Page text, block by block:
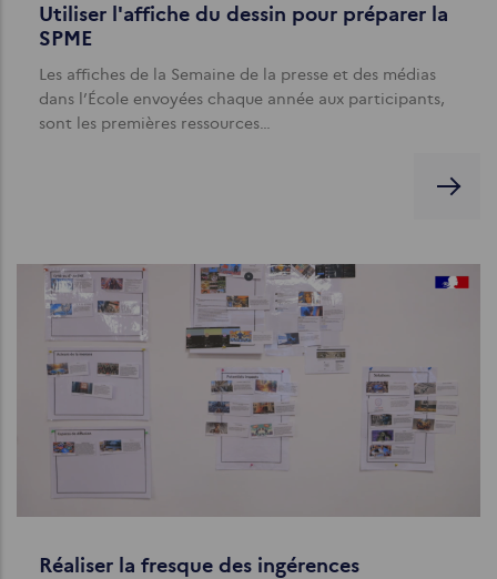
Utiliser l'affiche du dessin pour préparer la
SPME
Les affiches de la Semaine de la presse et des médias
dans l’École envoyées chaque année aux participants,
sont les premières ressources…
Réaliser la fresque des ingérences